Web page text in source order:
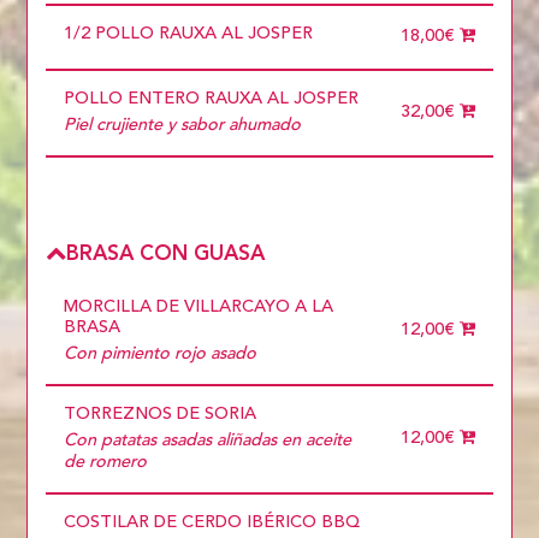
1/2 POLLO RAUXA AL JOSPER 18,00€
POLLO ENTERO RAUXA AL JOSPER
Piel crujiente y sabor ahumado
32,00€
BRASA CON GUASA
MORCILLA DE VILLARCAYO A LA
BRASA
Con pimiento rojo asado
12,00€
TORREZNOS DE SORIA
Con patatas asadas aliñadas en aceite
de romero
12,00€
COSTILAR DE CERDO IBÉRICO BBQ